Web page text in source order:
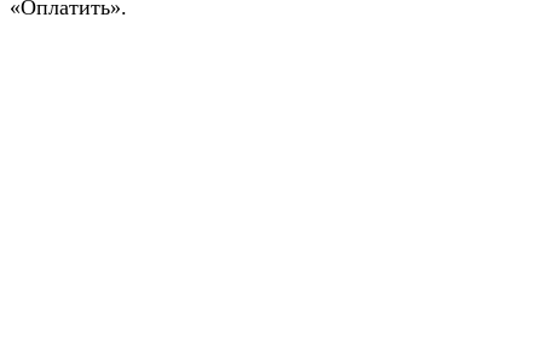
«Оплатить».